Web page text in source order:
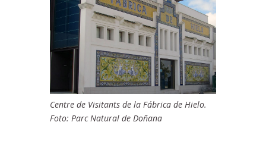
Centre de Visitants de la Fábrica de Hielo.
Foto: Parc Natural de Doñana